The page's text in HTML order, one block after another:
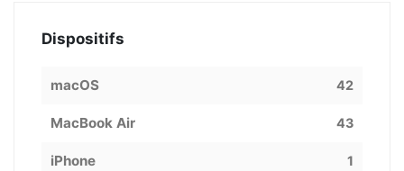
Dispositifs
macOS 42
MacBook Air 43
iPhone 1